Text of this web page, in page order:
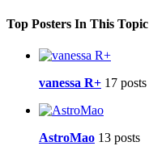
Top Posters In This Topic
vanessa R+ 17 posts
AstroMao 13 posts